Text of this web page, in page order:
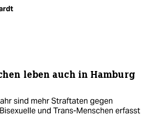
leben auch in Hamburg
sind mehr Straftaten gegen
und Trans-Menschen erfasst